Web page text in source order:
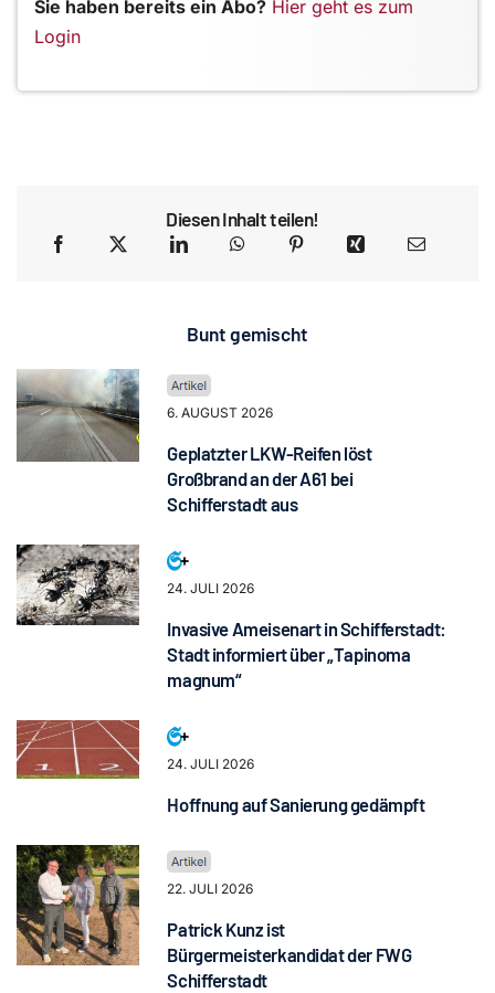
Sie haben bereits ein Abo? Hier geht es zum
Login
Diesen Inhalt teilen!
Bunt gemischt
6. AUGUST 2026
Geplatzter LKW-Reifen löst
Großbrand an der A61 bei
Schifferstadt aus
24. JULI 2026
Invasive Ameisenart in Schifferstadt:
Stadt informiert über „Tapinoma
magnum“
24. JULI 2026
Hoffnung auf Sanierung gedämpft
22. JULI 2026
Patrick Kunz ist
Bürgermeisterkandidat der FWG
Schifferstadt